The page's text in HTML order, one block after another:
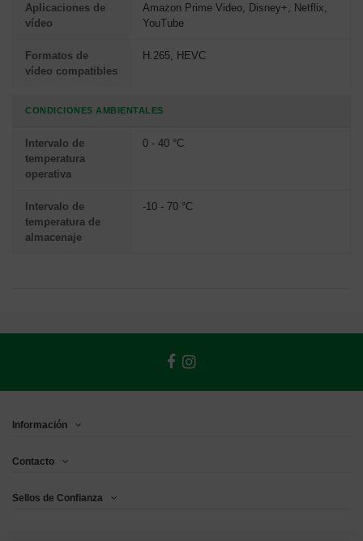
Aplicaciones de
vídeo
Amazon Prime Video, Disney+, Netflix,
YouTube
Formatos de
vídeo compatibles
H.265, HEVC
CONDICIONES AMBIENTALES
Intervalo de
temperatura
operativa
0 - 40 °C
Intervalo de
temperatura de
almacenaje
-10 - 70 °C
Información
Contacto
Sellos de Confianza